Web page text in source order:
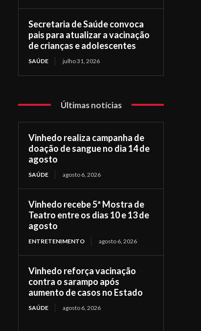
Secretaria de Saúde convoca
pais para atualizar a vacinação
de crianças e adolescentes
SAÚDE julho 31, 2026
Últimas notícias
Vinhedo realiza campanha de
doação de sangue no dia 14 de
agosto
SAÚDE agosto 6, 2026
Vinhedo recebe 5ª Mostra de
Teatro entre os dias 10 e 13 de
agosto
ENTRETENIMENTO agosto 6, 2026
Vinhedo reforça vacinação
contra o sarampo após
aumento de casos no Estado
SAÚDE agosto 6, 2026